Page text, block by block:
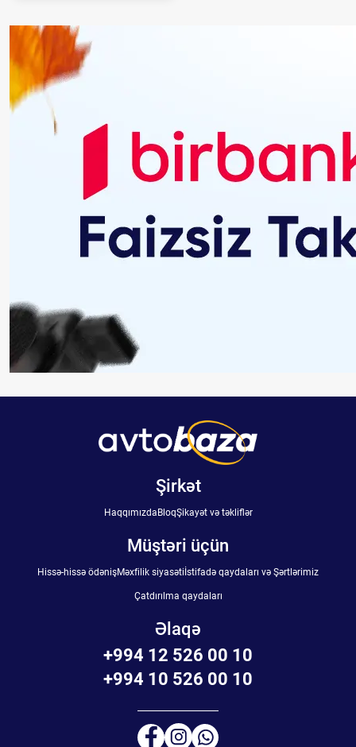
Şirkət
HaqqımızdaBloqŞikayət və təkliflər
Müştəri üçün
Hissə-hissə ödənişMəxfilik siyasətiİstifadə qaydaları və Şərtlərimiz
Çatdırılma qaydaları
Əlaqə
+994 12 526 00 10
+994 10 526 00 10